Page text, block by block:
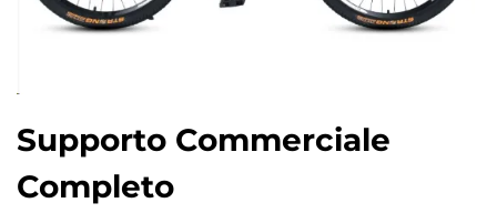
Supporto Commerciale
Completo